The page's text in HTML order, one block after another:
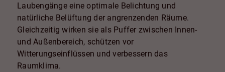
Laubengänge eine optimale Belichtung und
natürliche Belüftung der angrenzenden Räume.
Gleichzeitig wirken sie als Puffer zwischen Innen-
und Außenbereich, schützen vor
Witterungseinflüssen und verbessern das
Raumklima.